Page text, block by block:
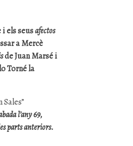
i els seusafectos
a Mercè
de Juan Marsé i
Torné la
Sales”
l’any 69,
parts anteriors.